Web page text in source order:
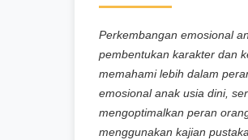
Perkembangan emosional
pembentukan karakter dan
memahami lebih dalam
emosional anak usia dini,
mengoptimalkan peran
menggunakan kajian